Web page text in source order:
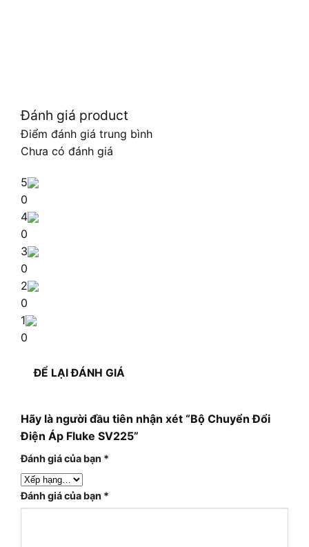
Đánh giá product
Điểm đánh giá trung bình
Chưa có đánh giá
5
0
4
0
3
0
2
0
1
0
ĐỂ LẠI ĐÁNH GIÁ
Hãy là người đầu tiên nhận xét “Bộ Chuyển Đổi
Điện Áp Fluke SV225”
Đánh giá của bạn *
Đánh giá của bạn *